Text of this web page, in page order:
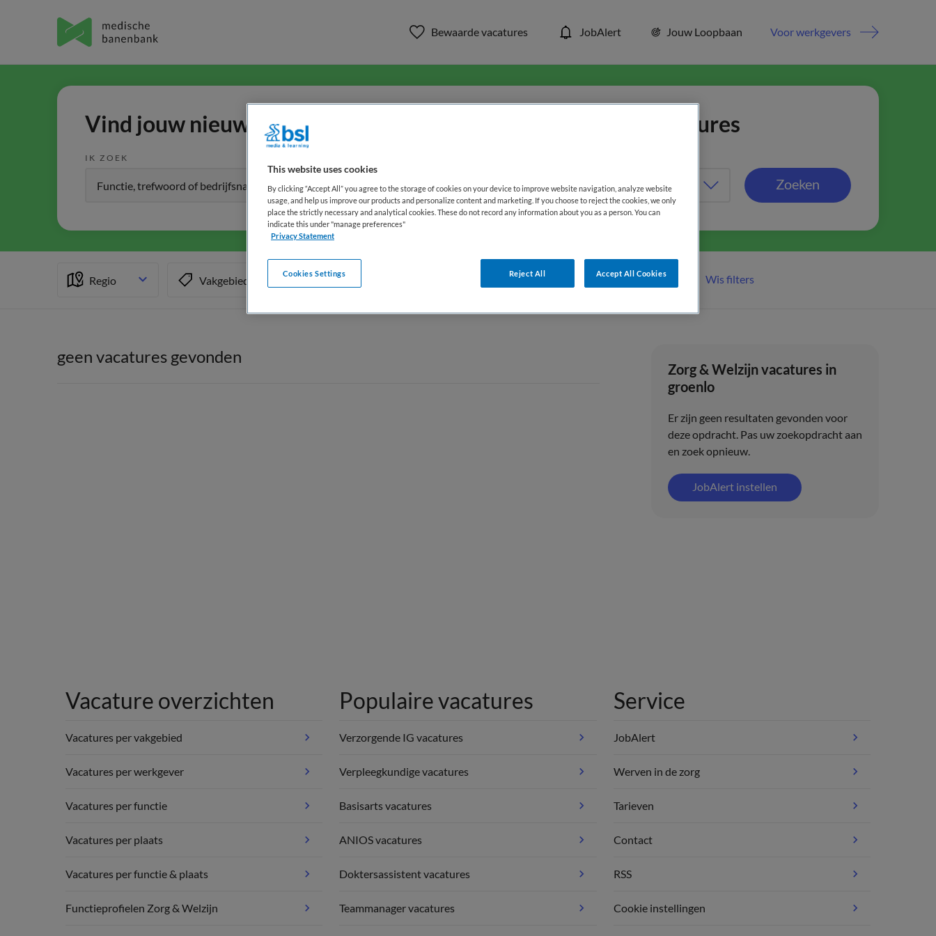
Bewaarde vacatures JobAlert Jouw Loopbaan Voor werkgevers
Vind jouw nieuwe baan in ons aanbod van zorg & welzijn vacatures
IK ZOEK
Zoeken
Regio Vakgebied Functiegebied Opleiding Meer filters Wis filters
Zorg & Welzijn vacatures in
groenlo
Er zijn geen resultaten gevonden voor
deze opdracht. Pas uw zoekopdracht aan
en zoek opnieuw.
JobAlert instellen
geen vacatures gevonden
Vacature overzichten
Vacatures per vakgebied
Vacatures per werkgever
Vacatures per functie
Vacatures per plaats
Vacatures per functie & plaats
Functieprofielen Zorg & Welzijn
Populaire vacatures
Verzorgende IG vacatures
Verpleegkundige vacatures
Basisarts vacatures
ANIOS vacatures
Doktersassistent vacatures
Teammanager vacatures
Service
JobAlert
Werven in de zorg
Tarieven
Contact
RSS
Cookie instellingen
This website uses cookies
By clicking “Accept All” you agree to the storage of cookies on your device to improve website navigation, analyze website
usage, and help us improve our products and personalize content and marketing. If you choose to reject the cookies, we only
place the strictly necessary and analytical cookies. These do not record any information about you as a person. You can
indicate this under "manage preferences"
Privacy Statement
Reject All Accept All Cookies
Cookies Settings